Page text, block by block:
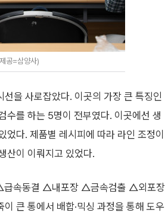
공=삼양사)
을 사로잡았다. 이곳의 가장 큰 특징인
수를 하는 5명이 전부였다. 이곳에선 생
다. 제품별 레시피에 따라 라인 조정이
산이 이뤄지고 있었다.
속동결 △내포장 △금속검출 △외포장
큰 통에서 배합·믹싱 과정을 통해 도우